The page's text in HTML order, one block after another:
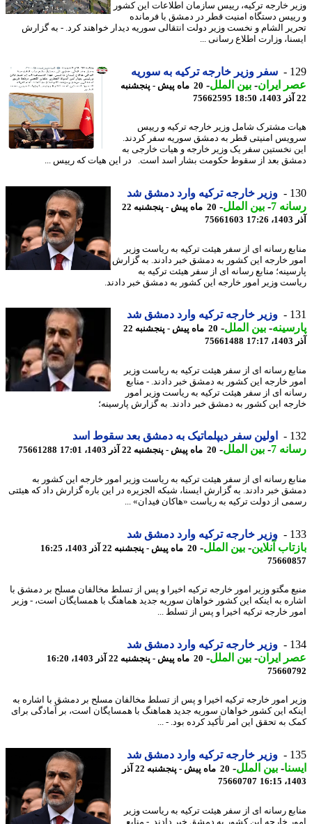
خارجه ترکیه، رییس سازمان اطلاعات این کشور
دستگاه امنیت قطر در دمشق با فرمانده
الشام و نخست وزیر دولت انتقالی سوریه دیدار خواهند کرد. - به گزارش
وزارت اطلاع رسانی ...
سفر وزیر خارجه ترکیه به سوریه
ایران- بین الملل-
20 ماه پیش - پنجشنبه
75662595
مشترک شامل وزیر خارجه ترکیه و رییس
امنیتی قطر به دمشق سوریه سفر کردند.
نخستین سفر یک وزیر خارجه و هیات خارجی به
بعد از سقوط حکومت بشار اسد است. در این هیات که رییس ...
وزیر خارجه ترکیه وارد دمشق شد
7
-بین الملل-
20 ماه پیش - پنجشنبه 22
75661603
رسانه ای از سفر هیئت ترکیه به ریاست وزیر
خارجه این کشور به دمشق خبر دادند. به گزارش
منابع رسانه ای از سفر هیئت ترکیه به
وزیر امور خارجه این کشور به دمشق خبر دادند.
وزیر خارجه ترکیه وارد دمشق شد
-بین الملل-
20 ماه پیش - پنجشنبه 22
75661488
رسانه ای از سفر هیئت ترکیه به ریاست وزیر
خارجه این کشور به دمشق خبر دادند. - منابع
ای از سفر هیئت ترکیه به ریاست وزیر امور
این کشور به دمشق خبر دادند. به گزارش پارسینه؛
اولین سفر دیپلماتیک به دمشق بعد سقوط اسد
7
-بین الملل-20 ماه پیش - پنجشنبه 22 آذر 1403، 17:01 75661288
رسانه ای از سفر هیئت ترکیه به ریاست وزیر امور خارجه این کشور به
خبر دادند. به گزارش ایسنا، شبکه الجزیره در این باره گزارش داد که هیئتی
از دولت ترکیه به ریاست «هاکان فیدان» ...
وزیر خارجه ترکیه وارد دمشق شد
آنلاین-بین الملل-20 ماه پیش - پنجشنبه 22 آذر 1403، 16:25
مگتو وزیر امور خارجه ترکیه اخیرا و پس از تسلط مخالفان مسلح بر دمشق با
به اینکه این کشور خواهان سوریه جدید هماهنگ با همسایگان است، - وزیر
خارجه ترکیه اخیرا و پس از تسلط ...
وزیر خارجه ترکیه وارد دمشق شد
ایران- بین الملل-20 ماه پیش - پنجشنبه 22 آذر 1403، 16:20
امور خارجه ترکیه اخیرا و پس از تسلط مخالفان مسلح بر دمشق با اشاره به
این کشور خواهان سوریه جدید هماهنگ با همسایگان است، بر آمادگی برای
به تحقق این امر تأکید کرده بود. - ...
وزیر خارجه ترکیه وارد دمشق شد
-بین الملل-
20 ماه پیش - پنجشنبه 22 آذر
75660707
رسانه ای از سفر هیئت ترکیه به ریاست وزیر
خارجه این کشور به دمشق خبر دادند. - منابع